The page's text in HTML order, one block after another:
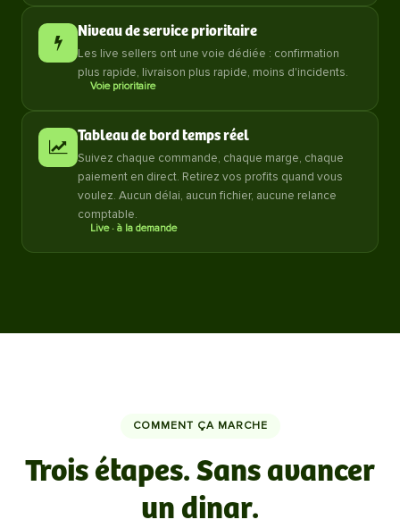
Niveau de service prioritaire
Les live sellers ont une voie dédiée : confirmation
plus rapide, livraison plus rapide, moins d'incidents.
Voie prioritaire
Tableau de bord temps réel
Suivez chaque commande, chaque marge, chaque
paiement en direct. Retirez vos profits quand vous
voulez. Aucun délai, aucun fichier, aucune relance
comptable.
Live · à la demande
COMMENT ÇA MARCHE
Trois étapes. Sans avancer
un dinar.